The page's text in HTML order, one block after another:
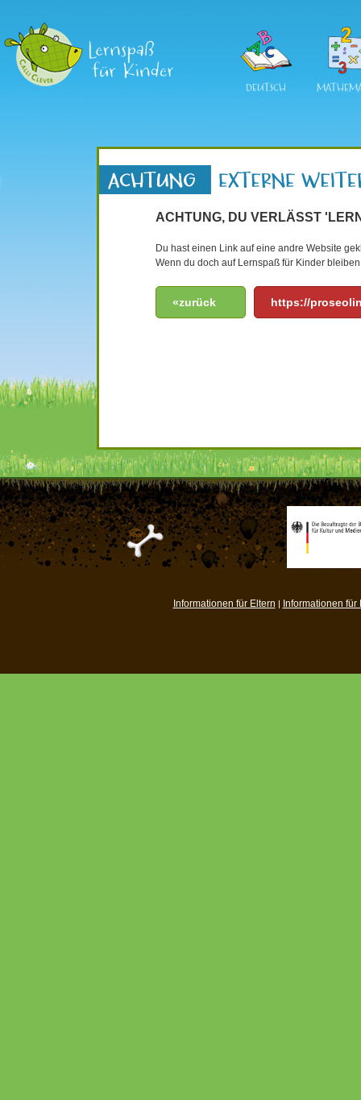
DEUTSCH
ACHTUNG, DU VERLÄSST
Du hast einen Link auf eine andre Website
Wenn du doch auf Lernspaß für Kinder
«zurück https://
Informationen für Eltern | Informationen für